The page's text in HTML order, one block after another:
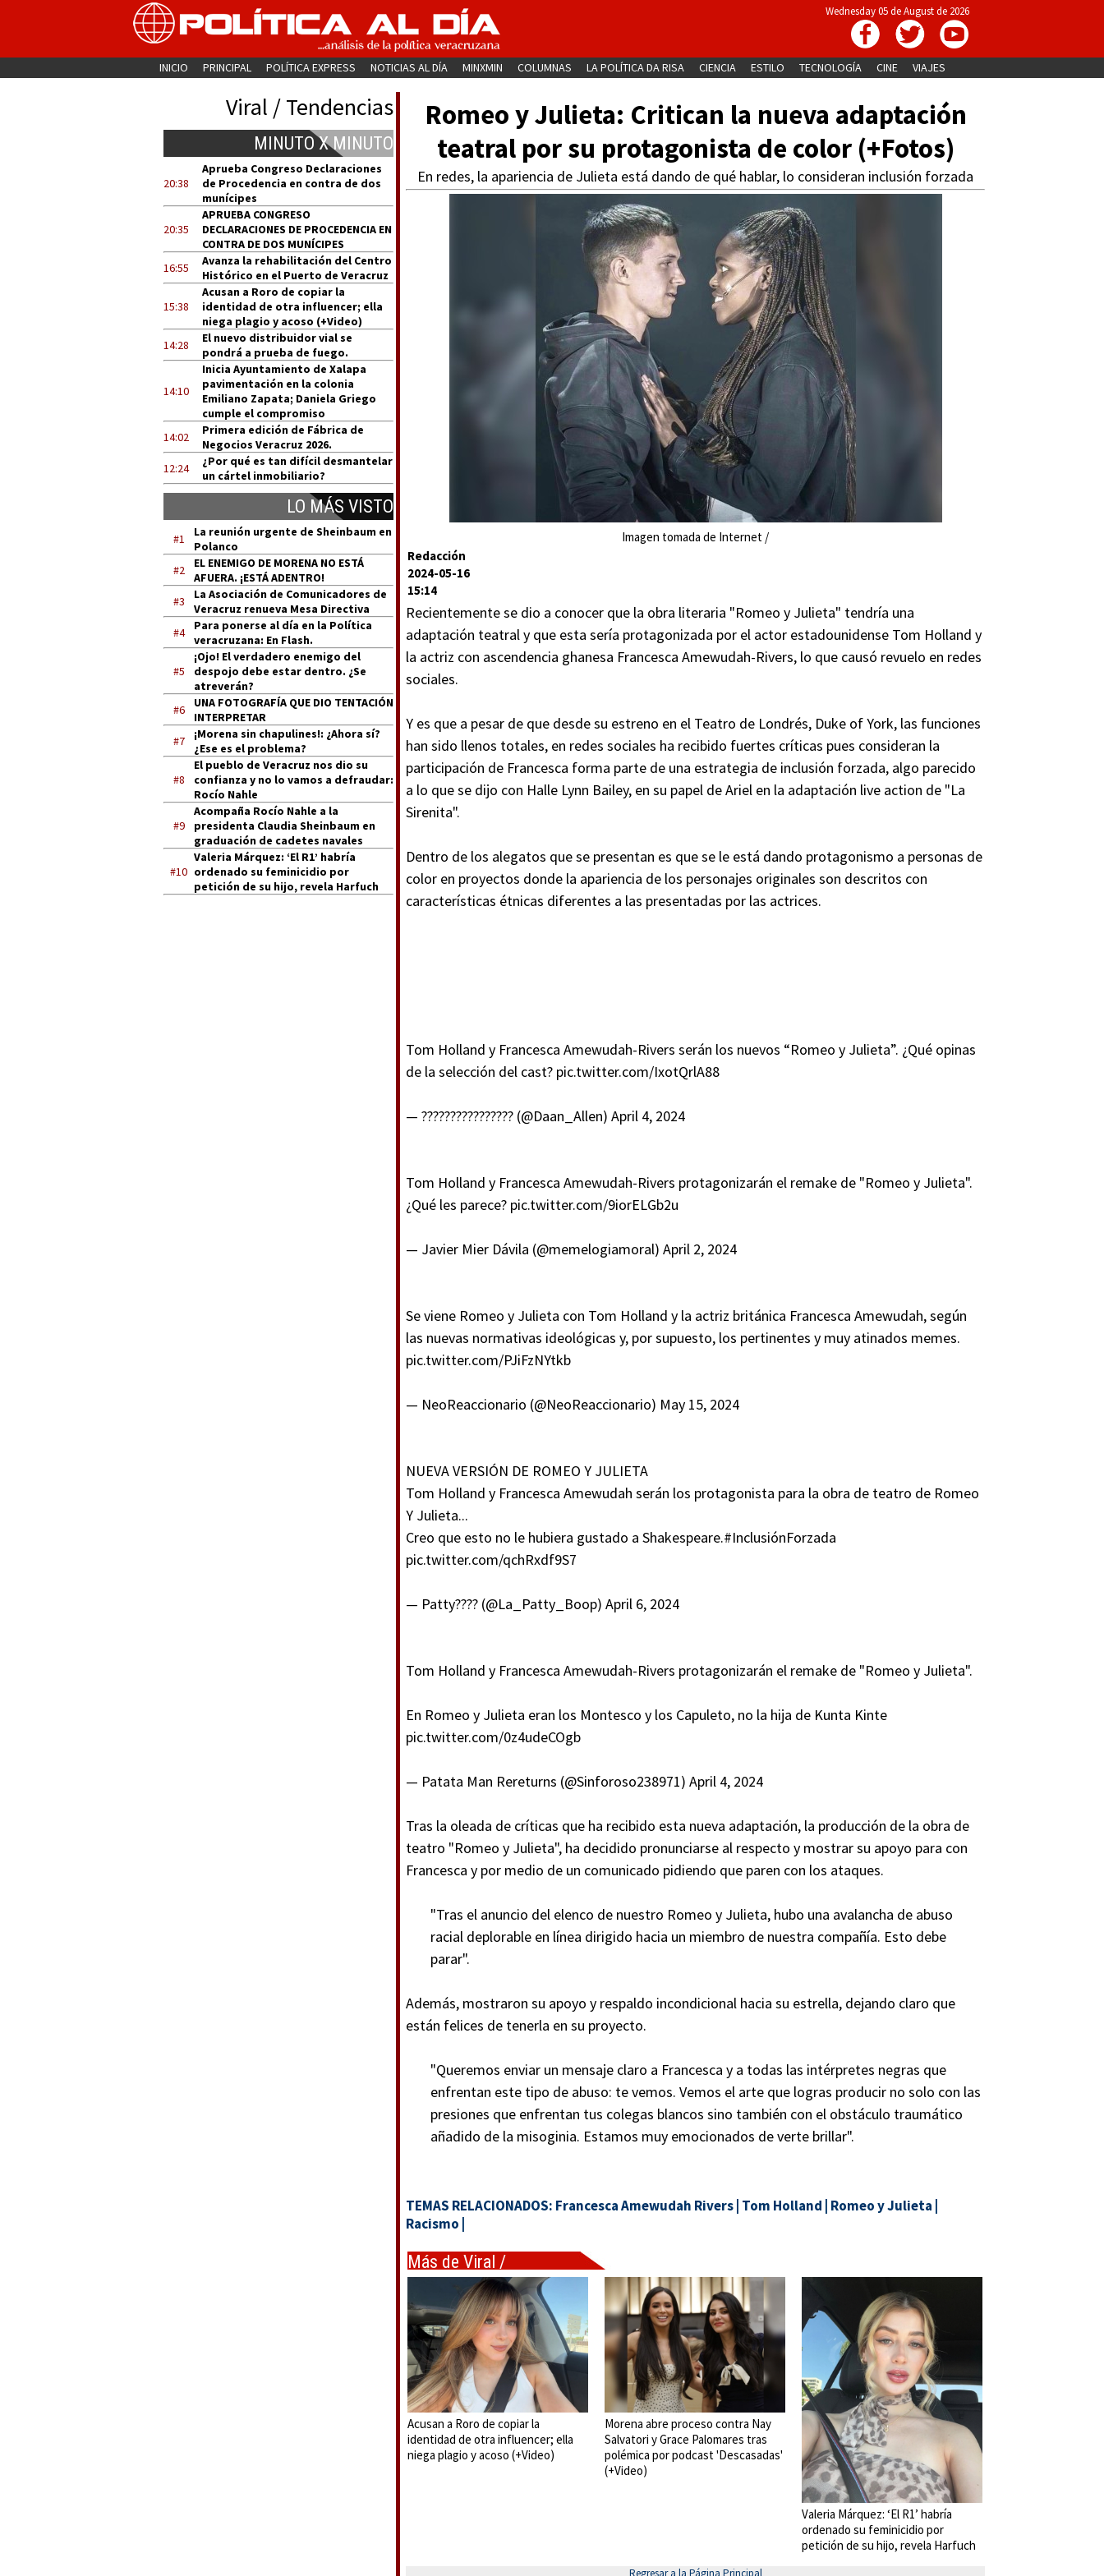
Wednesday 05 de August de 2026
INICIO PRINCIPAL POLÍTICA EXPRESS NOTICIAS AL DÍA MINXMIN COLUMNAS LA POLÍTICA DA RISA CIENCIA ESTILO TECNOLOGÍA CINE VIAJES
Viral / Tendencias
MINUTO X MINUTO
20:38
Aprueba Congreso Declaraciones
de Procedencia en contra de dos
munícipes
20:35
APRUEBA CONGRESO
DECLARACIONES DE PROCEDENCIA EN
CONTRA DE DOS MUNÍCIPES
16:55
Avanza la rehabilitación del Centro
Histórico en el Puerto de Veracruz
15:38
Acusan a Roro de copiar la
identidad de otra influencer; ella
niega plagio y acoso (+Video)
14:28
El nuevo distribuidor vial se
pondrá a prueba de fuego.
14:10
Inicia Ayuntamiento de Xalapa
pavimentación en la colonia
Emiliano Zapata; Daniela Griego
cumple el compromiso
14:02
Primera edición de Fábrica de
Negocios Veracruz 2026.
12:24
¿Por qué es tan difícil desmantelar
un cártel inmobiliario?
LO MÁS VISTO
#1
La reunión urgente de Sheinbaum en
Polanco
#2
EL ENEMIGO DE MORENA NO ESTÁ
AFUERA. ¡ESTÁ ADENTRO!
#3
La Asociación de Comunicadores de
Veracruz renueva Mesa Directiva
#4
Para ponerse al día en la Política
veracruzana: En Flash.
#5
¡Ojo! El verdadero enemigo del
despojo debe estar dentro. ¿Se
atreverán?
#6
UNA FOTOGRAFÍA QUE DIO TENTACIÓN
INTERPRETAR
#7
¡Morena sin chapulines!: ¿Ahora sí?
¿Ese es el problema?
#8
El pueblo de Veracruz nos dio su
confianza y no lo vamos a defraudar:
Rocío Nahle
#9
Acompaña Rocío Nahle a la
presidenta Claudia Sheinbaum en
graduación de cadetes navales
#10
Valeria Márquez: ‘El R1’ habría
ordenado su feminicidio por
petición de su hijo, revela Harfuch
Romeo y Julieta: Critican la nueva adaptación
teatral por su protagonista de color (+Fotos)
En redes, la apariencia de Julieta está dando de qué hablar, lo consideran inclusión forzada
Imagen tomada de Internet /
Redacción
2024-05-16
15:14
Recientemente se dio a conocer que la obra literaria "Romeo y Julieta" tendría una
adaptación teatral y que esta sería protagonizada por el actor estadounidense Tom Holland y
la actriz con ascendencia ghanesa Francesca Amewudah-Rivers, lo que causó revuelo en redes
sociales.
Y es que a pesar de que desde su estreno en el Teatro de Londrés, Duke of York, las funciones
han sido llenos totales, en redes sociales ha recibido fuertes críticas pues consideran la
participación de Francesca forma parte de una estrategia de inclusión forzada, algo parecido
a lo que se dijo con Halle Lynn Bailey, en su papel de Ariel en la adaptación live action de "La
Sirenita".
Dentro de los alegatos que se presentan es que se le está dando protagonismo a personas de
color en proyectos donde la apariencia de los personajes originales son descritos con
características étnicas diferentes a las presentadas por las actrices.
Tom Holland y Francesca Amewudah-Rivers serán los nuevos “Romeo y Julieta”. ¿Qué opinas
de la selección del cast? pic.twitter.com/IxotQrlA88
— ???????????????? (@Daan_Allen) April 4, 2024
Tom Holland y Francesca Amewudah-Rivers protagonizarán el remake de "Romeo y Julieta".
¿Qué les parece? pic.twitter.com/9iorELGb2u
— Javier Mier Dávila (@memelogiamoral) April 2, 2024
Se viene Romeo y Julieta con Tom Holland y la actriz británica Francesca Amewudah, según
las nuevas normativas ideológicas y, por supuesto, los pertinentes y muy atinados memes.
pic.twitter.com/PJiFzNYtkb
— NeoReaccionario (@NeoReaccionario) May 15, 2024
NUEVA VERSIÓN DE ROMEO Y JULIETA
Tom Holland y Francesca Amewudah serán los protagonista para la obra de teatro de Romeo
Y Julieta...
Creo que esto no le hubiera gustado a Shakespeare.#InclusiónForzada
pic.twitter.com/qchRxdf9S7
— Patty???? (@La_Patty_Boop) April 6, 2024
Tom Holland y Francesca Amewudah-Rivers protagonizarán el remake de "Romeo y Julieta".
En Romeo y Julieta eran los Montesco y los Capuleto, no la hija de Kunta Kinte
pic.twitter.com/0z4udeCOgb
— Patata Man Rereturns (@Sinforoso238971) April 4, 2024
Tras la oleada de críticas que ha recibido esta nueva adaptación, la producción de la obra de
teatro "Romeo y Julieta", ha decidido pronunciarse al respecto y mostrar su apoyo para con
Francesca y por medio de un comunicado pidiendo que paren con los ataques.
"Tras el anuncio del elenco de nuestro Romeo y Julieta, hubo una avalancha de abuso
racial deplorable en línea dirigido hacia un miembro de nuestra compañía. Esto debe
parar".
Además, mostraron su apoyo y respaldo incondicional hacia su estrella, dejando claro que
están felices de tenerla en su proyecto.
"Queremos enviar un mensaje claro a Francesca y a todas las intérpretes negras que
enfrentan este tipo de abuso: te vemos. Vemos el arte que logras producir no solo con las
presiones que enfrentan tus colegas blancos sino también con el obstáculo traumático
añadido de la misoginia. Estamos muy emocionados de verte brillar".
TEMAS RELACIONADOS: Francesca Amewudah Rivers Tom Holland Romeo y Julieta
Racismo
Más de Viral /
Tendencias
Acusan a Roro de copiar la
identidad de otra influencer; ella
niega plagio y acoso (+Video)
Morena abre proceso contra Nay
Salvatori y Grace Palomares tras
polémica por podcast 'Descasadas'
(+Video)
Valeria Márquez: ‘El R1’ habría
ordenado su feminicidio por
petición de su hijo, revela Harfuch
Regresar a la Página Principal